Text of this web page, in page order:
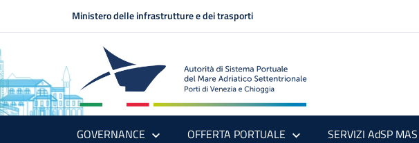
Ministero delle infrastrutture e dei trasporti
GOVERNANCE OFFERTA PORTUALE SERVIZI AdSP MAS